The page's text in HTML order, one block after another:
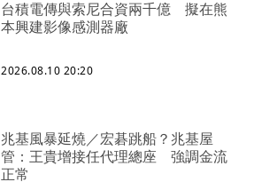
台積電傳與索尼合資兩千億 擬在熊
本興建影像感測器廠
2026.08.10 20:20
兆基風暴延燒／宏碁跳船？兆基屋
管：王貴增接任代理總座 強調金流
正常